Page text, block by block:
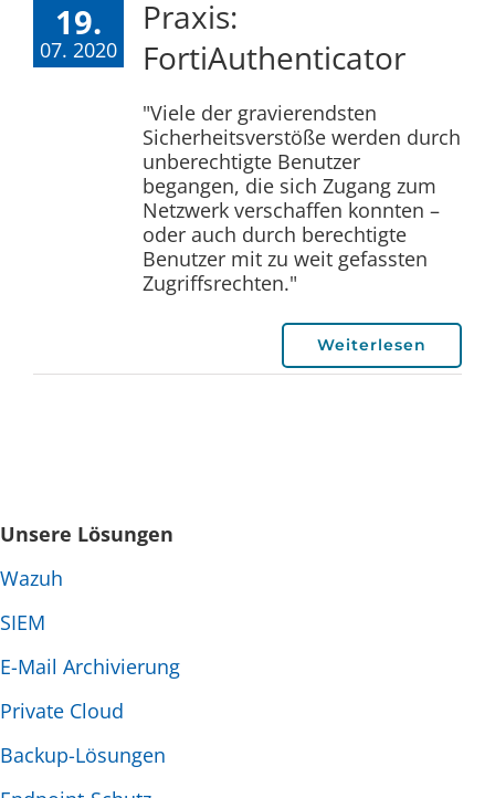
19.
07. 2020
Praxis:
FortiAuthenticator
"Viele der gravierendsten
Sicherheitsverstöße werden durch
unberechtigte Benutzer
begangen, die sich Zugang zum
Netzwerk verschaffen konnten –
oder auch durch berechtigte
Benutzer mit zu weit gefassten
Zugriffsrechten."
Weiterlesen
Unsere Lösungen
Wazuh
SIEM
E-Mail Archivierung
Private Cloud
Backup-Lösungen